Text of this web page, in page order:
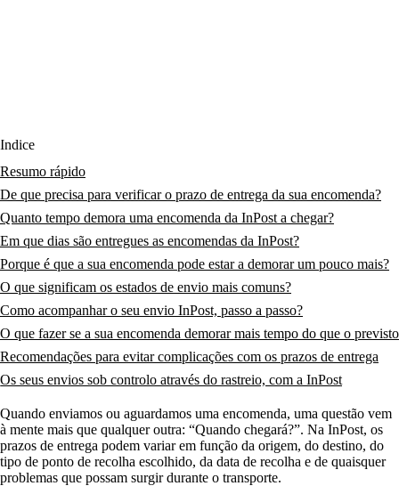
Índice
Resumo rápido
De que precisa para verificar o prazo de entrega da sua encomenda?
Quanto tempo demora uma encomenda da InPost a chegar?
Em que dias são entregues as encomendas da InPost?
Porque é que a sua encomenda pode estar a demorar um pouco mais?
O que significam os estados de envio mais comuns?
Como acompanhar o seu envio InPost, passo a passo?
O que fazer se a sua encomenda demorar mais tempo do que o previsto
Recomendações para evitar complicações com os prazos de entrega
Os seus envios sob controlo através do rastreio, com a InPost
Quando enviamos ou aguardamos uma encomenda, uma questão vem
à mente mais que qualquer outra: “Quando chegará?”. Na InPost, os
prazos de entrega podem variar em função da origem, do destino, do
tipo de ponto de recolha escolhido, da data de recolha e de quaisquer
problemas que possam surgir durante o transporte.